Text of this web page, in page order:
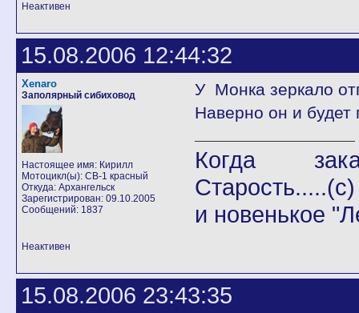
Неактивен
15.08.2006 12:44:32
Xenaro
Заполярный сибиховод
Настоящее имя: Кирилл
Мотоцикл(ы): СВ-1 красный
Откуда: Архангельск
Зарегистрирован: 09.10.2005
Сообщений: 1837
У Монка зеркало
Наверно он и
Когда
Старость.....(с)
и новенькое
Неактивен
15.08.2006 23:43:35